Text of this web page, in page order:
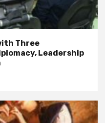
Three
Leadership